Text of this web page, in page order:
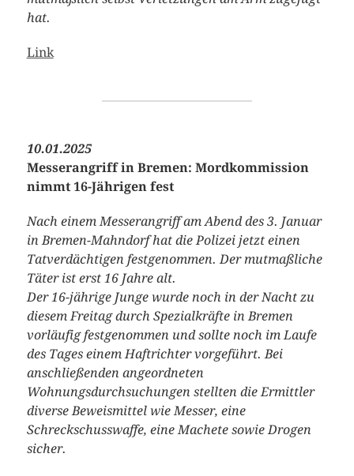
hat.
Link
10.01.2025
Messerangriff in Bremen: Mordkommission
nimmt 16-Jährigen fest
Nach einem Messerangriff am Abend des 3. Januar
in Bremen-Mahndorf hat die Polizei jetzt einen
Tatverdächtigen festgenommen. Der mutmaßliche
Täter ist erst 16 Jahre alt.
Der 16-jährige Junge wurde noch in der Nacht zu
diesem Freitag durch Spezialkräfte in Bremen
vorläufig festgenommen und sollte noch im Laufe
des Tages einem Haftrichter vorgeführt. Bei
anschließenden angeordneten
Wohnungsdurchsuchungen stellten die Ermittler
diverse Beweismittel wie Messer, eine
Schreckschusswaffe, eine Machete sowie Drogen
sicher.